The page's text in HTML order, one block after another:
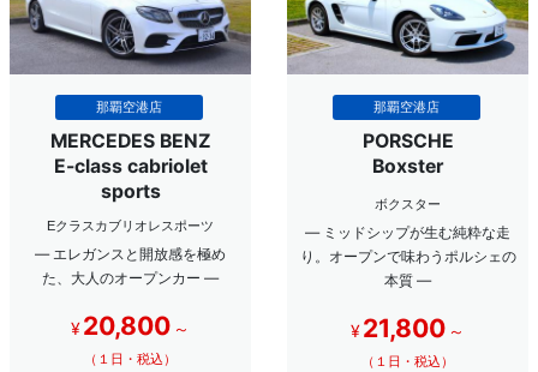
那覇空港店
MERCEDES BENZ
E-class cabriolet
sports
Eクラスカブリオレスポーツ
― エレガンスと開放感を極め
た、大人のオープンカー ―
¥20,800 ～
（１日・税込）
那覇空港店
PORSCHE
Boxster
ボクスター
― ミッドシップが生む純粋な走
り。オープンで味わうポルシェの
本質 ―
¥21,800 ～
（１日・税込）